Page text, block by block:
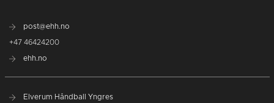
post@ehh.no
+47 46424200
ehh.no
Elverum Håndball Yngres